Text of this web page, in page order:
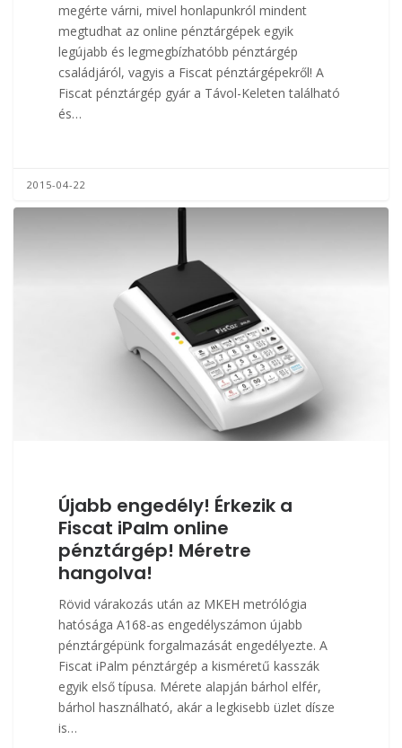
megérte várni, mivel honlapunkról mindent
megtudhat az online pénztárgépek egyik
legújabb és legmegbízhatóbb pénztárgép
családjáról, vagyis a Fiscat pénztárgépekről! A
Fiscat pénztárgép gyár a Távol-Keleten található
és…
2015-04-22
Újabb engedély! Érkezik a
Fiscat iPalm online
pénztárgép! Méretre
hangolva!
Rövid várakozás után az MKEH metrólógia
hatósága A168-as engedélyszámon újabb
pénztárgépünk forgalmazását engedélyezte. A
Fiscat iPalm pénztárgép a kisméretű kasszák
egyik első típusa. Mérete alapján bárhol elfér,
bárhol használható, akár a legkisebb üzlet dísze
is…